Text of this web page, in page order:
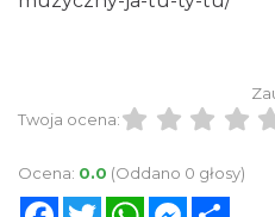
Twoja ocena:
Ocena: 0.0 (Oddano 0 głosy)
FacebookTwitterWhatsApp